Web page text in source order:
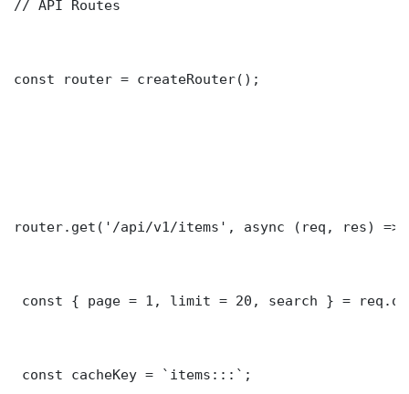
// API Routes
const router = createRouter();
router.get('/api/v1/items', async (req, res) =>
const { page = 1, limit = 20, search } =
const cacheKey = `items:::`;